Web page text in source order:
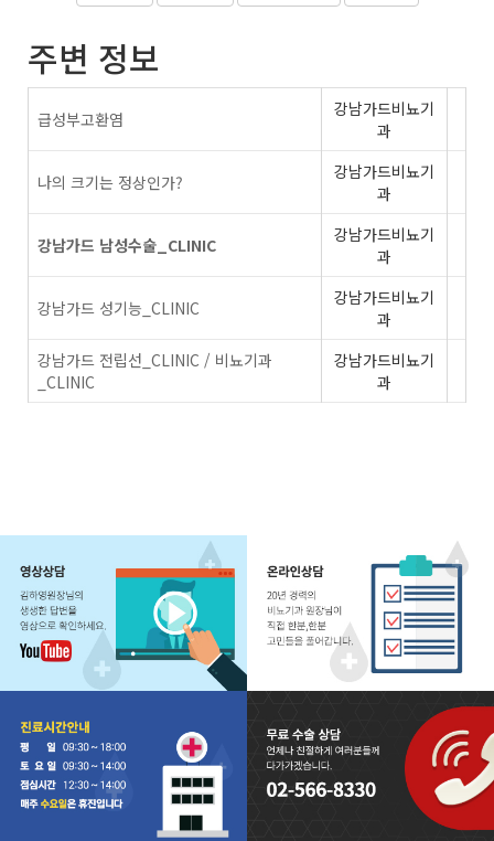
주변 정보
급성부고환염
강남가드비뇨기
과
나의 크기는 정상인가?
강남가드비뇨기
과
강남가드 남성수술_CLINIC
강남가드비뇨기
과
강남가드 성기능_CLINIC
강남가드비뇨기
과
강남가드 전립선_CLINIC / 비뇨기과
_CLINIC
강남가드비뇨기
과